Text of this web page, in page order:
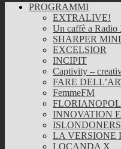
PROGRAMMI
EXTRALIVE!
Un caffè a Radio
SHARPER
EXCELSIOR
INCIPIT
Captivity –
FARE
FemmeFM
INNOVATION
LA VERSIONE
LOCANDA X